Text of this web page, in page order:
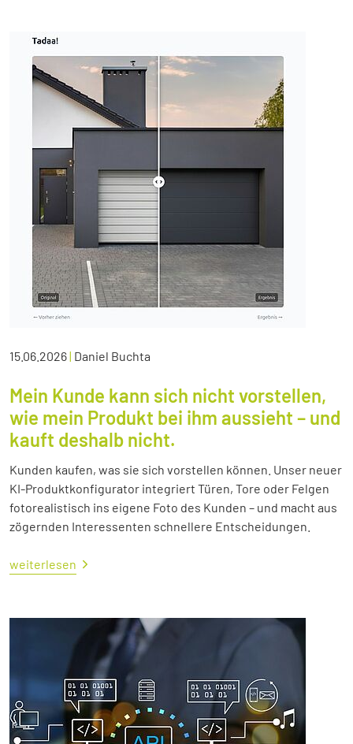
15.06.2026| Daniel Buchta
Mein Kunde kann sich nicht vorstellen,
wie mein Produkt bei ihm aussieht – und
kauft deshalb nicht.
Kunden kaufen, was sie sich vorstellen können. Unser neuer
KI-Produktkonfigurator integriert Türen, Tore oder Felgen
fotorealistisch ins eigene Foto des Kunden – und macht aus
zögernden Interessenten schnellere Entscheidungen.
weiterlesen